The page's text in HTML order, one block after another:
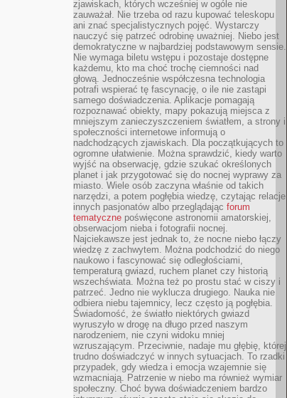
zjawiskach, których wcześniej w ogóle nie
zauważał. Nie trzeba od razu kupować teleskopu
ani znać specjalistycznych pojęć. Wystarczy
nauczyć się patrzeć odrobinę uważniej. Niebo jest
demokratyczne w najbardziej podstawowym sensie.
Nie wymaga biletu wstępu i pozostaje dostępne
każdemu, kto ma choć trochę ciemności nad
głową. Jednocześnie współczesna technologia
potrafi wspierać tę fascynację, o ile nie zastąpi
samego doświadczenia. Aplikacje pomagają
rozpoznawać obiekty, mapy pokazują miejsca z
mniejszym zanieczyszczeniem światłem, a strony i
społeczności internetowe informują o
nadchodzących zjawiskach. Dla początkujących to
ogromne ułatwienie. Można sprawdzić, kiedy warto
wyjść na obserwację, gdzie szukać określonych
planet i jak przygotować się do nocnej wyprawy za
miasto. Wiele osób zaczyna właśnie od takich
narzędzi, a potem pogłębia wiedzę, czytając relacje
innych pasjonatów albo przeglądając forum
tematyczne poświęcone astronomii amatorskiej,
obserwacjom nieba i fotografii nocnej.
Najciekawsze jest jednak to, że nocne niebo łączy
wiedzę z zachwytem. Można podchodzić do niego
naukowo i fascynować się odległościami,
temperaturą gwiazd, ruchem planet czy historią
wszechświata. Można też po prostu stać w ciszy i
patrzeć. Jedno nie wyklucza drugiego. Nauka nie
odbiera niebu tajemnicy, lecz często ją pogłębia.
Świadomość, że światło niektórych gwiazd
wyruszyło w drogę na długo przed naszym
narodzeniem, nie czyni widoku mniej
wzruszającym. Przeciwnie, nadaje mu głębię, której
trudno doświadczyć w innych sytuacjach. To rzadki
przypadek, gdy wiedza i emocja wzajemnie się
wzmacniają. Patrzenie w niebo ma również wymiar
społeczny. Choć bywa doświadczeniem bardzo